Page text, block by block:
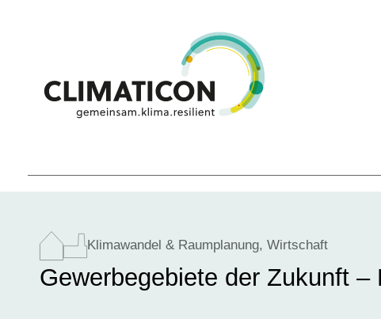
Klimawandel & Raumplanung, Wirtschaft
Gewerbegebiete der Zukunft –